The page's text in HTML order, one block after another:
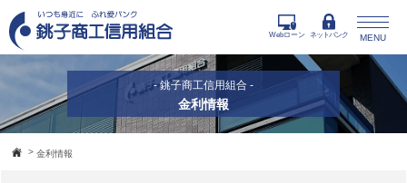
MENU
Webローン ネットバンク
- 銚子商工信用組合 -
金利情報
>金利情報